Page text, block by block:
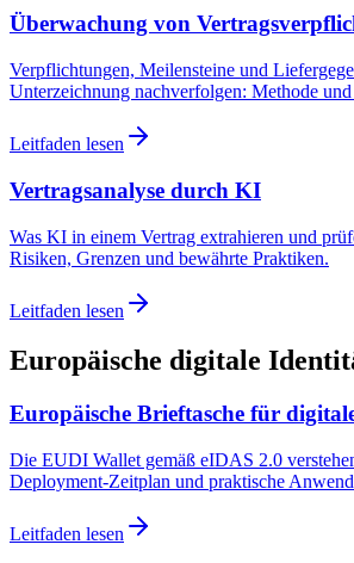
Überwachung von
Verpflichtungen, Meilensteine und
Unterzeichnung nachverfolgen: Methode
Leitfaden lesen
Vertragsanalyse durch KI
Was KI in einem Vertrag extrahieren und
Risiken, Grenzen und bewährte Praktiken.
Leitfaden lesen
Europäische digitale
Europäische Brieftasche für
Die EUDI Wallet gemäß eIDAS 2.0
Deployment-Zeitplan und praktische
Leitfaden lesen